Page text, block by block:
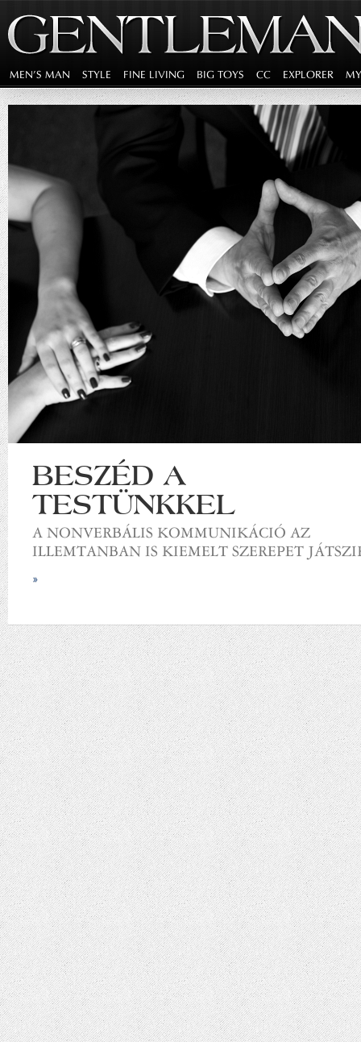
MEN'S MAN STYLE FINE LIVING BIG TOYS CC EXPLORER
BESZÉD A
TESTÜNKKEL
A NONVERBÁLIS KOMMUNIKÁCIÓ AZ
ILLEMTANBAN IS KIEMELT SZEREPET
»